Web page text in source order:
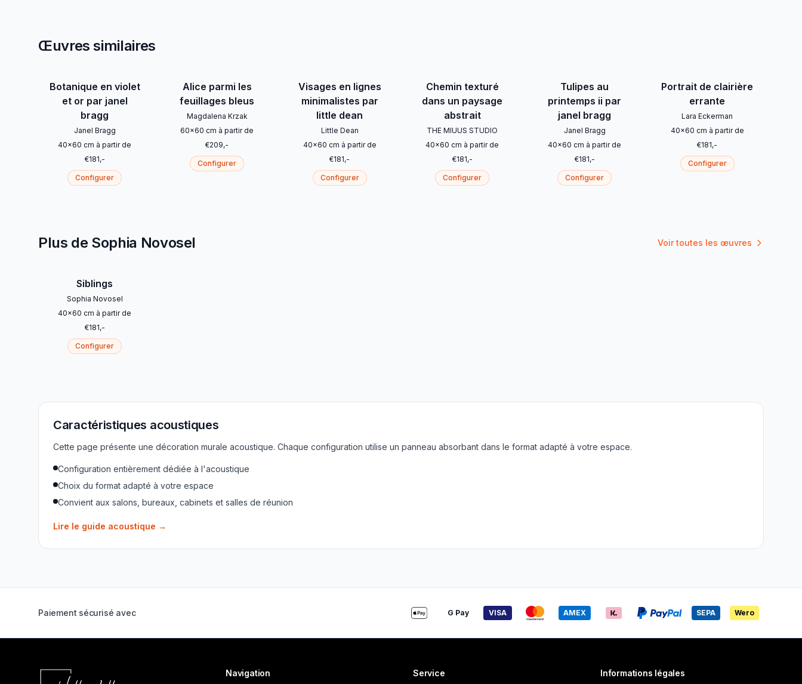
Œuvres similaires
Botanique en violet
et or par janel
bragg
Janel Bragg
40x60 cm à partir de
€181,-
Configurer
Alice parmi les
feuillages bleus
Magdalena Krzak
60x60 cm à partir de
€209,-
Configurer
Visages en lignes
minimalistes par
little dean
Little Dean
40x60 cm à partir de
€181,-
Configurer
Chemin texturé
dans un paysage
abstrait
THE MIUUS STUDIO
40x60 cm à partir de
€181,-
Configurer
Tulipes au
printemps ii par
janel bragg
Janel Bragg
40x60 cm à partir de
€181,-
Configurer
Portrait de clairière
errante
Lara Eckerman
40x60 cm à partir de
€181,-
Configurer
Plus de Sophia Novosel Voir toutes les œuvres
Siblings
Sophia Novosel
40x60 cm à partir de
€181,-
Configurer
Caractéristiques acoustiques
Cette page présente une décoration murale acoustique. Chaque configuration utilise un panneau absorbant dans le format adapté à votre espace.
Configuration entièrement dédiée à l'acoustique
Choix du format adapté à votre espace
Convient aux salons, bureaux, cabinets et salles de réunion
Lire le guide acoustique →
Paiement sécurisé avec G Pay VISA AMEX SEPA Wero
Navigation Service Informations légales